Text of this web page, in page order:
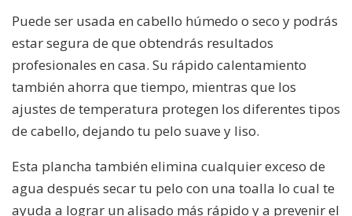
Puede ser usada en cabello húmedo o seco y podrás
estar segura de que obtendrás resultados
profesionales en casa. Su rápido calentamiento
también ahorra que tiempo, mientras que los
ajustes de temperatura protegen los diferentes tipos
de cabello, dejando tu pelo suave y liso.
Esta plancha también elimina cualquier exceso de
agua después secar tu pelo con una toalla lo cual te
ayuda a lograr un alisado más rápido y a prevenir el